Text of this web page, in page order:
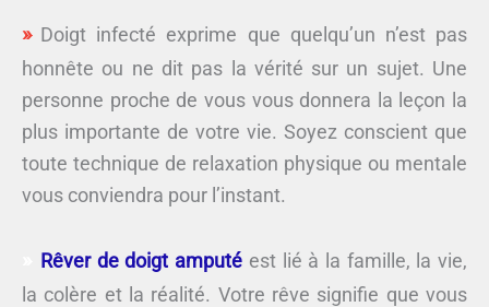
Doigt infecté exprime que quelqu’un n’est pas
honnête ou ne dit pas la vérité sur un sujet. Une
personne proche de vous vous donnera la leçon la
plus importante de votre vie. Soyez conscient que
toute technique de relaxation physique ou mentale
vous conviendra pour l’instant.
Rêver de doigt amputé est lié à la famille, la vie,
la colère et la réalité. Votre rêve signifie que vous